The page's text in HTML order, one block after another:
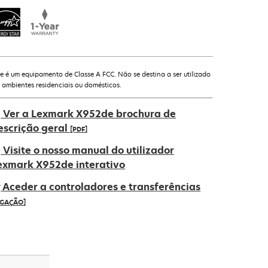
é um equipamento de Classe A FCC. Não se destina a ser utilizado
ambientes residenciais ou domésticos.
Ver a Lexmark X952de brochura de
geral [PDF]
Visite o nosso manual do utilizador
X952de interativo
Aceder a controladores e transferências